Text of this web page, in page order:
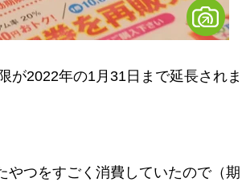
2022年の1月31日まで延長されま
やつをすごく消費していたので（期